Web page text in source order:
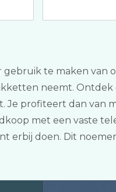
te maken van
neemt.
Je profiteert dan van
met een vaste
erbij doen. Dit